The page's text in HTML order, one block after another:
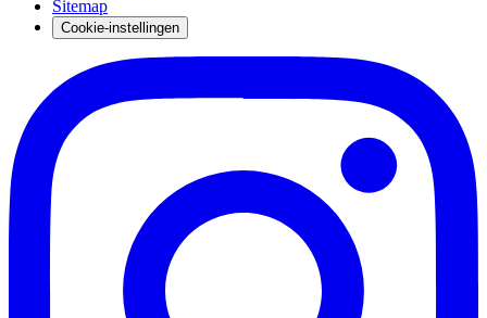
Sitemap
Cookie-instellingen